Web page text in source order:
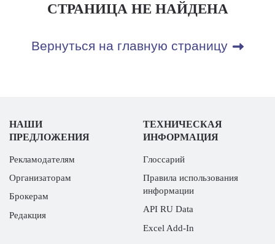
СТРАНИЦА НЕ НАЙДЕНА
Вернуться на главную страницу
НАШИ
ПРЕДЛОЖЕНИЯ
Рекламодателям
Организаторам
Брокерам
Редакция
ТЕХНИЧЕСКАЯ
ИНФОРМАЦИЯ
Глоссарий
Правила использования
информации
API RU Data
Excel Add-In